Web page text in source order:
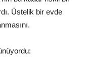
Üstelik bir evde